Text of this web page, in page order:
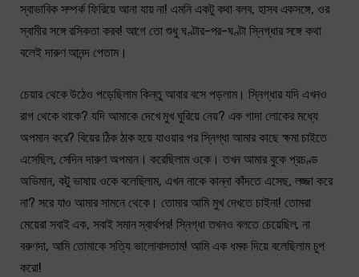
স্বাভাবিক সম্পর্ক ফিরিয়ে আনা যায় না! এমনি একটু কথা বলব, হাসব একসঙ্গে, ওর
স্বামীর সঙ্গে রসিকতা করব! আগে তো শুধু ঘণ্টার-পর-ঘণ্টা স্নিগ্ধার সঙ্গে কথা
বলেই দারুণ আনন্দ পেতাম।
চেয়ার থেকে উঠেও পড়েছিলাম কিন্তু আবার বসে পড়লাম। স্নিগ্ধার যদি এখনও
রাগ থেকে থাকে? যদি আমাকে দেখে মুখ ঘুরিয়ে নেয়? এক গাদা লোকের মধ্যে
অপমান করে? বিয়ের ঠিক ঠাক হয়ে যাওয়ার পর স্নিগ্ধা আমার কাছে ক্ষমা চাইতে
এসেছিল, সেদিন দারুণ অপমান। করেছিলাম ওকে। তখন আমার বুকে প্রচণ্ড
অভিমান, কটু ভাষায় ওকে বলেছিলাম, এখন নাকে কান্না কাঁদতে এসেছ, লজ্জা করে
না? সরে যাও আমার সামনে থেকে। তোমার আমি মুখ দেখতে চাইনা! তোমরা
মেয়েরা সবাই এক, সবাই সমান স্বার্থপর! স্নিগ্ধা তখনও বলতে চেয়েছিল, না
বরুণদা, আমি তোমাকে সত্যি ভালোবাসতাম! আমি এক ধমক দিয়ে বলেছিলাম চুপ
করো!